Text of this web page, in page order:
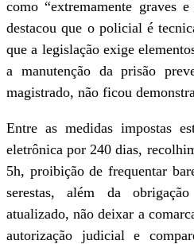
como “extremamente graves
destacou que o policial é
que a legislação exige
a manutenção da prisão
magistrado, não ficou
Entre as medidas impostas
eletrônica por 240 dias,
5h, proibição de frequentar
serestas, além da
atualizado, não deixar a
autorização judicial e